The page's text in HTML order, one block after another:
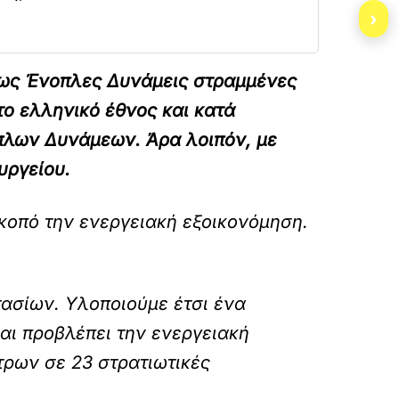
Ένοπλες Δυνάμεις στραμμένες
ελληνικό έθνος και κατά
Δυνάμεων. Άρα λοιπόν, με
την ενεργειακή εξοικονόμηση.
Υλοποιούμε έτσι ένα
προβλέπει την ενεργειακή
σε 23 στρατιωτικές
›